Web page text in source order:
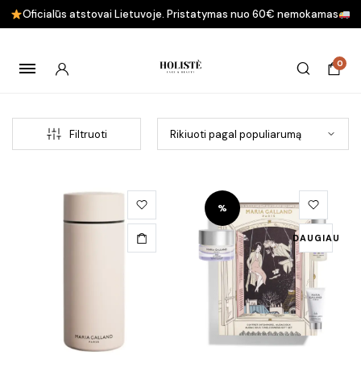
Oficialūs atstovai Lietuvoje. Pristatymas nuo 60€ nemokamas
0
Filtruoti
%
DAUGIAU